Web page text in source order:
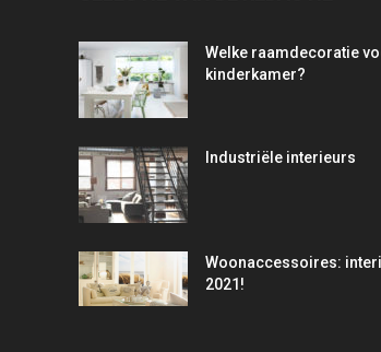
Welke raamdecoratie
kinderkamer?
Industriële interieurs
Woonaccessoires:
2021!